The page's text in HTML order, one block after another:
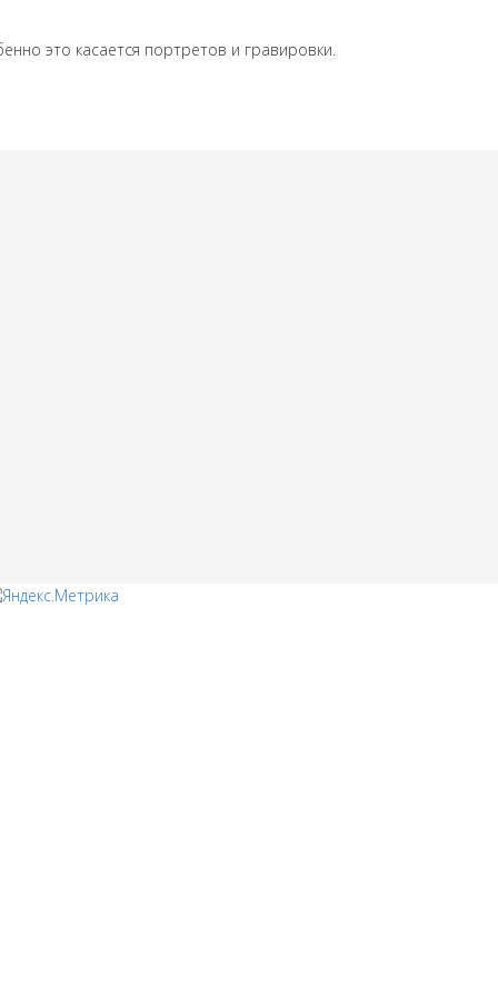
это касается портретов и гравировки.